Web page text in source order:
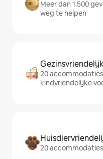
Meer dan 1.500
weg te helpen
20
kindvriendelijke
20